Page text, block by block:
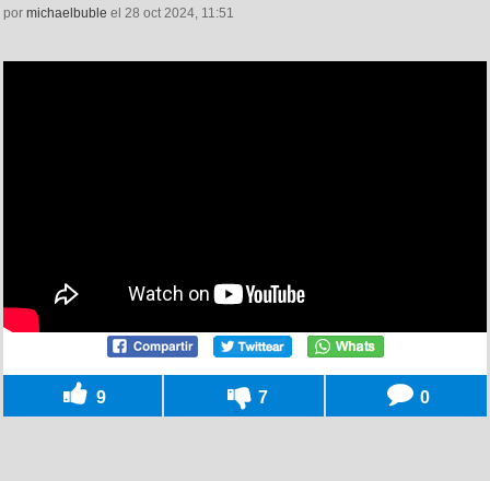
por michaelbuble el 28 oct 2024, 11:51
9 7 0